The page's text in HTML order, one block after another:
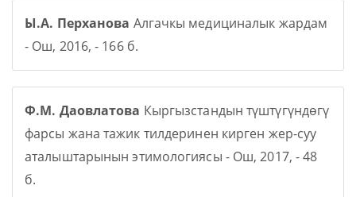
Ы.А. Перханова Алгачкы медициналык жардам
- Ош, 2016, - 166 б.
Ф.М. Даовлатова Кыргызстандын түштүгүндөгү
фарсы жана тажик тилдеринен кирген жер-суу
аталыштарынын этимологиясы - Ош, 2017, - 48
б.